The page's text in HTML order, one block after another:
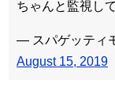
ちゃんと監視し
— スパゲッティ
August 15, 2019